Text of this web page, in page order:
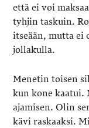
että ei voi
tyhjin taskuin.
itseään, mutta ei
jollakulla.
Menetin toisen
kun kone kaatui.
ajamisen. Olin
kävi raskaaksi.